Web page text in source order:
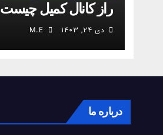
راز کانال کمیل چیست
دی ۲۴, ۱۴۰۳
درباره ما